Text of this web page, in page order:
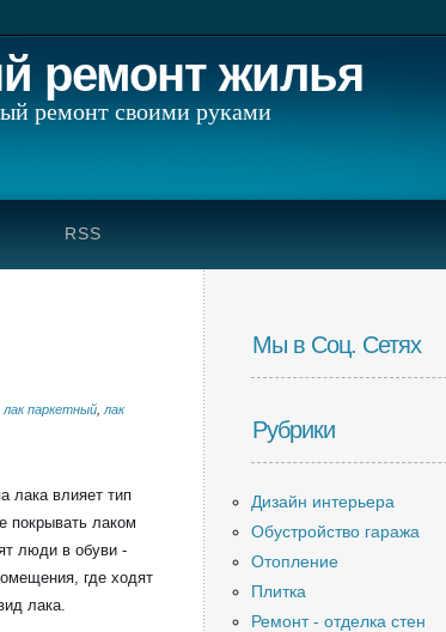
ремонт жилья
ремонт своими руками
RSS
лак паркетный лак
лака влияет тип
покрывать лаком
люди в обуви -
где ходят
лака.
Мы в Соц. Сетях
Рубрики
Дизайн интерьера
Обустройство гаража
Отопление
Плитка
Ремонт - отделка стен